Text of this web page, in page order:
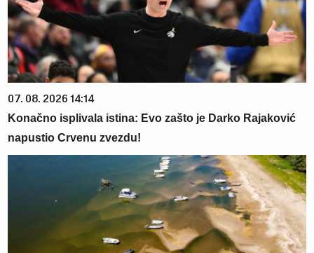
07. 08. 2026 14:14
Konačno isplivala istina: Evo zašto je Darko Rajaković
napustio Crvenu zvezdu!